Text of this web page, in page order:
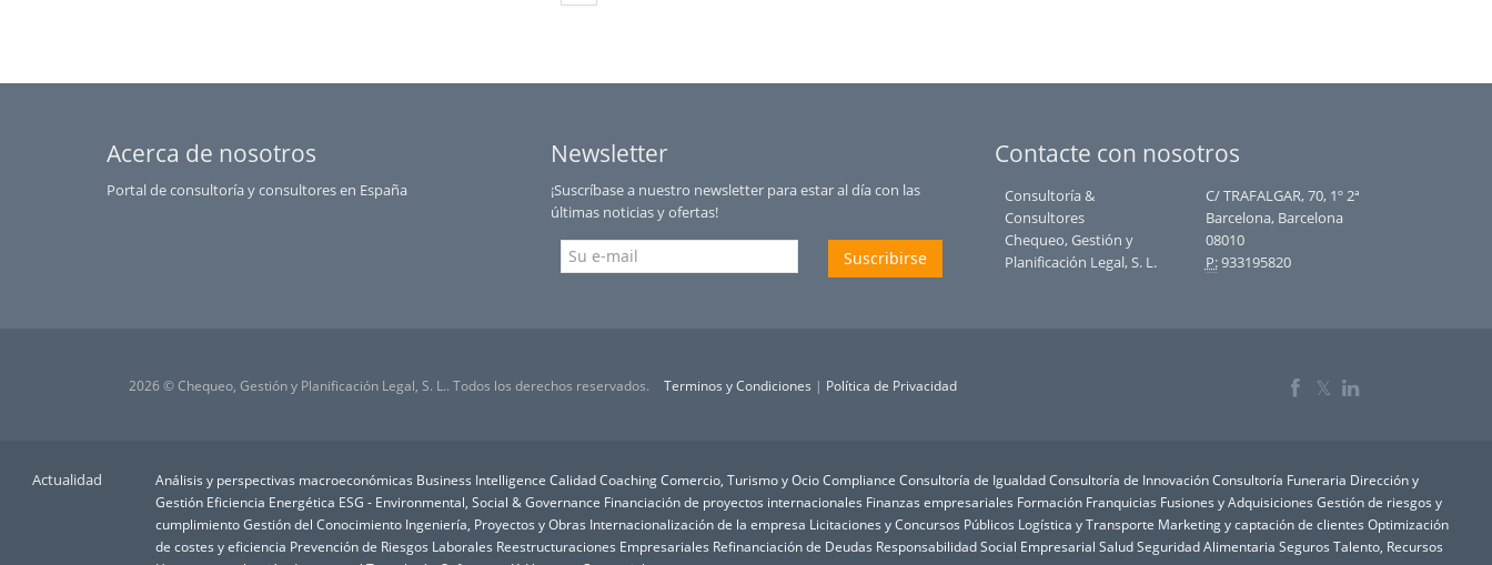
Acerca de nosotros
Portal de consultoría y consultores en España
Newsletter
¡Suscríbase a nuestro newsletter para estar al día con las
últimas noticias y ofertas!
Suscribirse
Contacte con nosotros
Consultoría &
Consultores
Chequeo, Gestión y
Planificación Legal, S. L.
C/ TRAFALGAR, 70, 1º 2ª
Barcelona, Barcelona
08010
P:933195820
2026 © Chequeo, Gestión y Planificación Legal, S. L.. Todos los derechos reservados. Terminos y Condiciones | Política de Privacidad 𝕏
Actualidad Análisis y perspectivas macroeconómicas Business Intelligence Calidad Coaching Comercio, Turismo y Ocio Compliance Consultoría de Igualdad Consultoría de Innovación Consultoría Funeraria Dirección y
Gestión Eficiencia Energética ESG - Environmental, Social & Governance Financiación de proyectos internacionales Finanzas empresariales Formación Franquicias Fusiones y Adquisiciones Gestión de riesgos y
cumplimiento Gestión del Conocimiento Ingeniería, Proyectos y Obras Internacionalización de la empresa Licitaciones y Concursos Públicos Logística y Transporte Marketing y captación de clientes Optimización
de costes y eficiencia Prevención de Riesgos Laborales Reestructuraciones Empresariales Refinanciación de Deudas Responsabilidad Social Empresarial Salud Seguridad Alimentaria Seguros Talento, Recursos